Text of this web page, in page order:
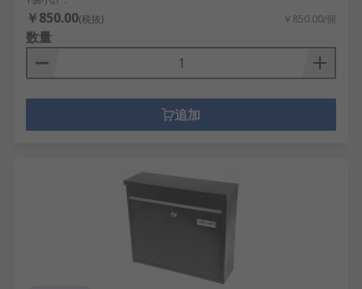
￥850.00(税抜) ￥850.00/個
数量
追加